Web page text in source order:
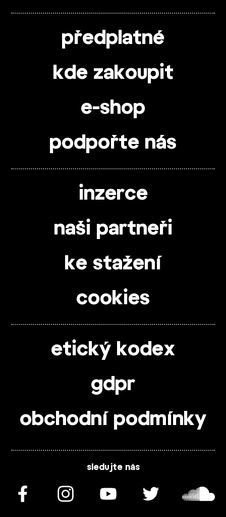
předplatné
kde zakoupit
e-shop
podpořte nás
inzerce
naši partneři
ke stažení
cookies
etický kodex
gdpr
obchodní podmínky
sledujte nás